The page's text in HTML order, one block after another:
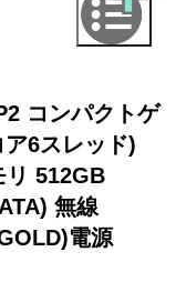
コンパクトゲ
6スレッド)
リ 512GB
無線
電源